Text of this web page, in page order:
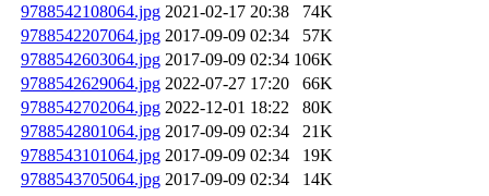
9788542108064.jpg 2021-02-17 20:38
74K
9788542207064.jpg 2017-09-09 02:34
57K
9788542603064.jpg 2017-09-09 02:34 106K
9788542629064.jpg 2022-07-27 17:20
66K
9788542702064.jpg 2022-12-01 18:22
80K
9788542801064.jpg 2017-09-09 02:34
21K
9788543101064.jpg 2017-09-09 02:34
19K
9788543705064.jpg 2017-09-09 02:34
14K